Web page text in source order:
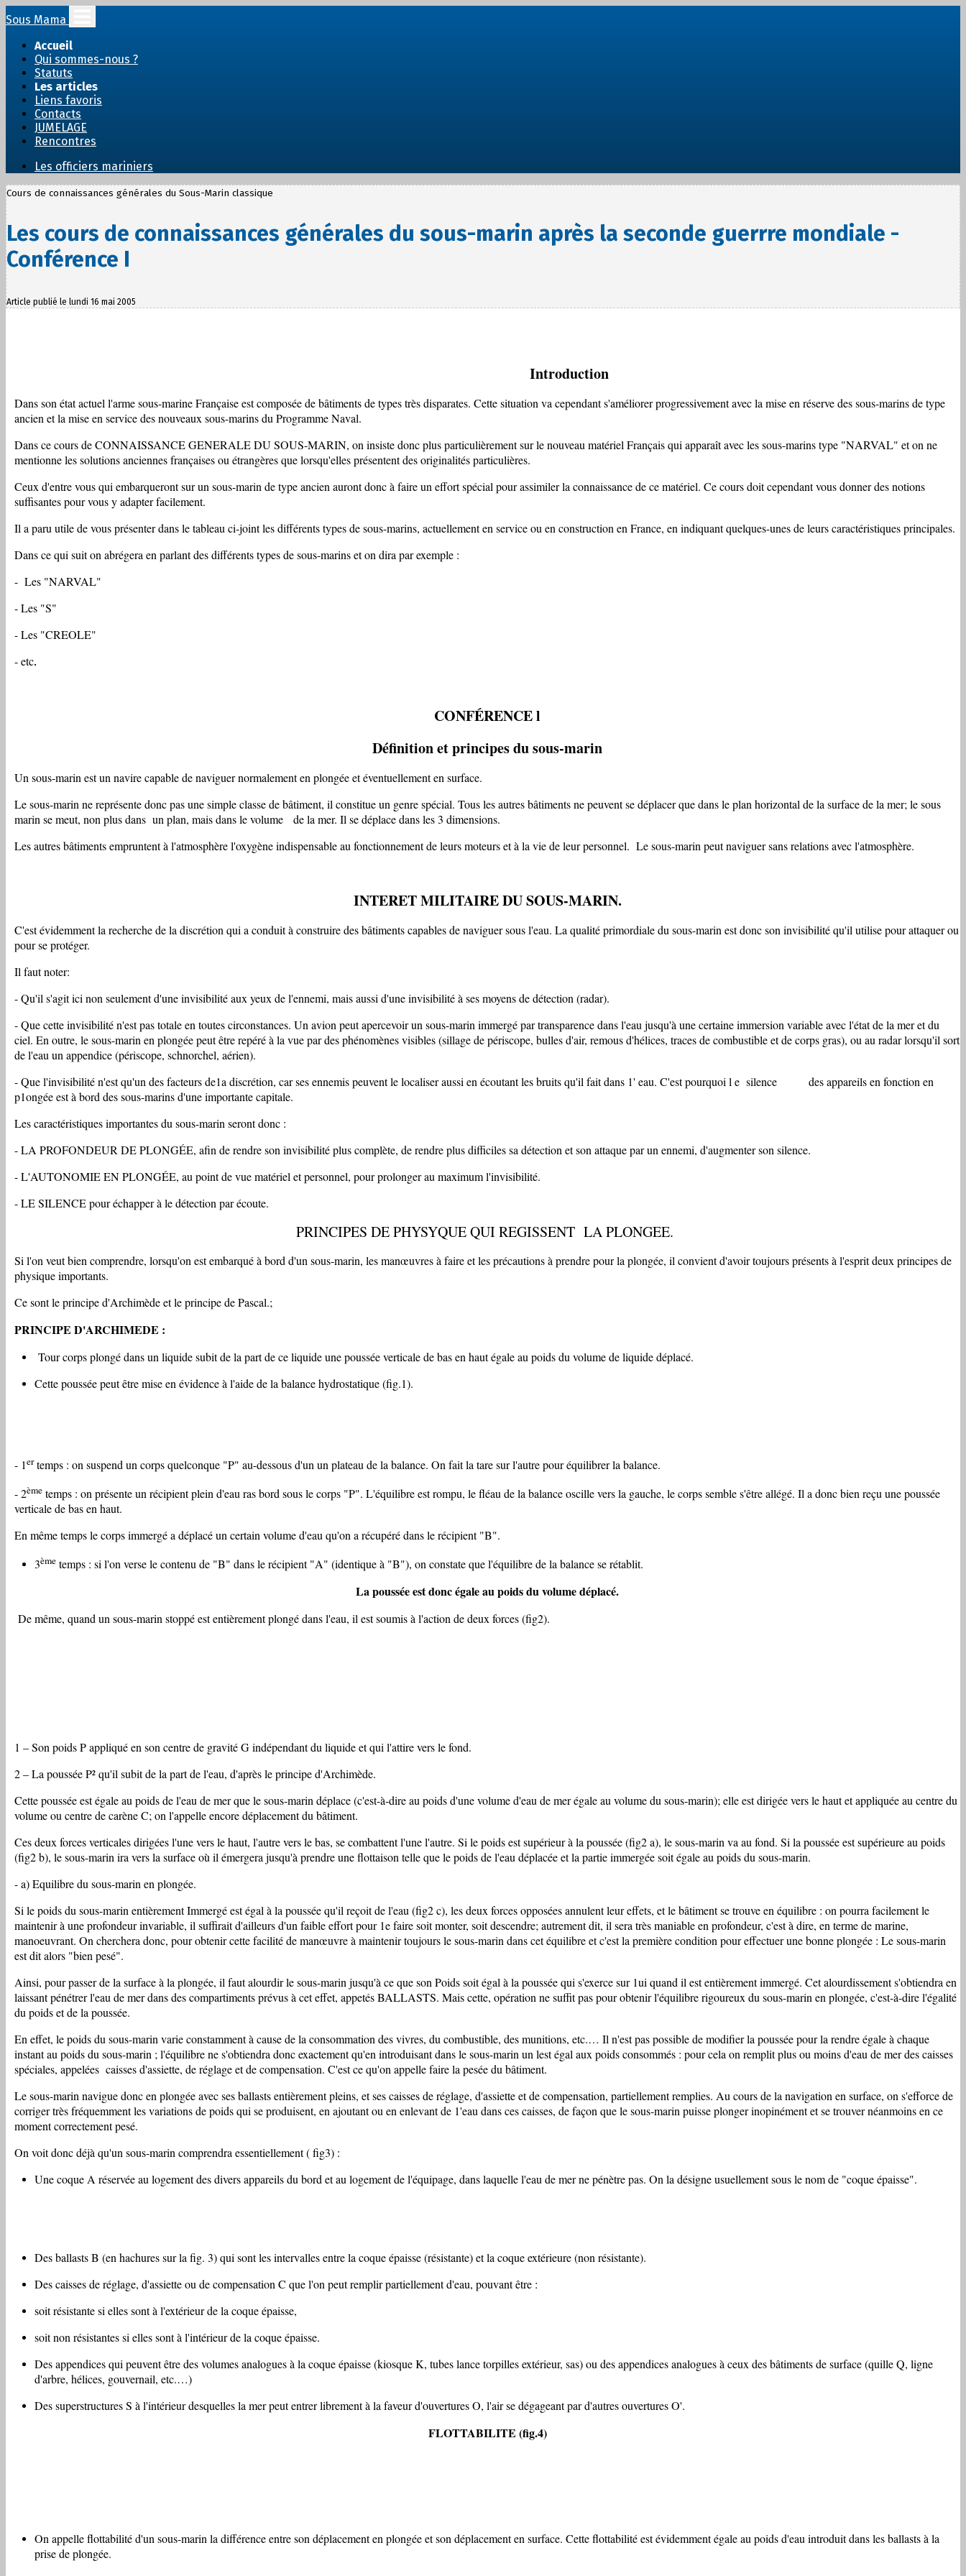
Sous Mama
Accueil
Qui sommes-nous ?
Statuts
Les articles
Liens favoris
Contacts
JUMELAGE
Rencontres
Les officiers mariniers
Cours de connaissances générales du Sous-Marin classique
Les cours de connaissances générales du sous-marin après la seconde guerrre mondiale -
Conférence I
Article publié le lundi 16 mai 2005
Introduction
Dans son état actuel l'arme sous-marine Française est composée de bâtiments de types très disparates. Cette situation va cependant s'améliorer progressivement avec la mise en réserve des sous-marins de type
ancien et la mise en service des nouveaux sous-marins du Programme Naval.
Dans ce cours de CONNAISSANCE GENERALE DU SOUS-MARIN, on insiste donc plus particulièrement sur le nouveau matériel Français qui appa­raît avec les sous-marins type "NARVAL" et on ne
mentionne les solutions anciennes françaises ou étrangères que lorsqu'elles présentent des originalités particulières.
Ceux d'entre vous qui embarqueront sur un sous-marin de type an­cien auront donc à faire un effort spécial pour assimiler la connais­sance de ce matériel. Ce cours doit cependant vous donner des notions
suffisantes pour vous y adapter facilement.
Il a paru utile de vous présenter dans le tableau ci-joint les différents types de sous-marins, actuellement en service ou en cons­truction en France, en indiquant quelques-unes de leurs caractéristi­ques principales.
Dans ce qui suit on abrégera en parlant des différents types de sous-marins et on dira par exemple :
- Les "NARVAL"
- Les "S"
- Les "CREOLE"
- etc.
CONFÉRENCE l
Définition et principes du sous-marin
Un sous-marin est un navire capable de naviguer normalement en plongée et éventuellement en surface.
Le sous-marin ne représente donc pas une simple classe de bâtiment, il constitue un genre spécial. Tous les autres bâtiments ne peuvent se déplacer que dans le plan horizontal de la surface de la mer; le sous
marin se meut, non plus dans un plan, mais dans le volume de la mer. Il se déplace dans les 3 dimensions.
Les autres bâtiments empruntent à l'atmosphère l'oxygène indispensa­ble au fonctionnement de leurs moteurs et à la vie de leur personnel. Le sous-marin peut naviguer sans relations avec l'atmosphère.
INTERET MILITAIRE DU SOUS-MARIN.
C'est évidemment la recherche de la discrétion qui a conduit à construire des bâtiments capables de naviguer sous l'eau. La qualité primordiale du sous-marin est donc son invisibilité qu'il utilise pour attaquer ou
pour se protéger.
Il faut noter:
- Qu'il s'agit ici non seulement d'une invisibilité aux yeux de l'ennemi, mais aussi d'une invisibilité à ses moyens de détection (radar).
- Que cette invisibilité n'est pas totale en toutes circonstances. Un avion peut apercevoir un sous-marin immergé par transparence dans l'eau jusqu'à une certaine immersion variable avec l'état de la mer et du
ciel. En outre, le sous-marin en plongée peut être repéré à la vue par des phé­nomènes visibles (sillage de périscope, bulles d'air, remous d'hélices, traces de combustible et de corps gras), ou au radar lorsqu'il sort
de l'eau un appendice (périscope, schnorchel, aérien).
- Que l'invisibilité n'est qu'un des facteurs de1a discrétion, car ses ennemis peuvent le localiser aussi en écoutant les bruits qu'il fait dans 1' eau. C'est pourquoi l e silence des appareils en fonction en
p1ongée est à bord des sous-marins d'une importante capitale.
Les caractéristiques importantes du sous-marin seront donc :
- LA PROFONDEUR DE PLONGÉE, afin de rendre son invisibilité plus complète, de rendre plus difficiles sa détection et son attaque par un ennemi, d'augmenter son silence.
- L'AUTONOMIE EN PLONGÉE, au point de vue matériel et personnel, pour prolonger au maximum l'invisibilité.
- LE SILENCE pour échapper à le détection par écoute.
PRINCIPES DE PHYSYQUE QUI REGISSENT LA PLONGEE.
Si l'on veut bien comprendre, lorsqu'on est embarqué à bord d'un sous-marin, les manœuvres à faire et les précautions à prendre pour la plongée, il convient d'avoir toujours présents à l'esprit deux principes de
physique importants.
Ce sont le principe d'Archimède et le principe de Pascal.;
PRINCIPE D'ARCHIMEDE :
Tour corps plongé dans un liquide subit de la part de ce liquide une poussée verticale de bas en haut égale au poids du volume de liquide déplacé.
Cette poussée peut être mise en évidence à l'aide de la balance hydrostatique (fig.1).
- 1ertemps : on suspend un corps quelconque "P" au-dessous d'un un plateau de la balance. On fait la tare sur l'autre pour équilibrer la balance.
- 2ème temps : on présente un récipient plein d'eau ras bord sous le corps "P". L'équilibre est rompu, le fléau de la balance oscille vers la gauche, le corps semble s'être allégé. Il a donc bien reçu une poussée
verticale de bas en haut.
En même temps le corps immergé a déplacé un certain volume d'eau qu'on a récupéré dans le récipient "B".
3ème temps : si l'on verse le contenu de "B" dans le récipient "A" (identique à "B"), on constate que l'équilibre de la balance se rétablit.
La poussée est donc égale au poids du volume déplacé.
De même, quand un sous-marin stoppé est entièrement plongé dans l'eau, il est soumis à l'action de deux forces (fig2).
1 – Son poids P appliqué en son centre de gravité G indépendant du liquide et qui l'attire vers le fond.
2 – La poussée P² qu'il subit de la part de l'eau, d'après le principe d'Archimède.
Cette poussée est égale au poids de l'eau de mer que le sous-marin déplace (c'est-à-dire au poids d'une volume d'eau de mer égale au volume du sous-marin); elle est dirigée vers le haut et appliquée au centre du
volume ou centre de carène C; on l'appelle encore déplacement du bâtiment.
Ces deux forces verticales dirigées l'une vers le haut, l'autre vers le bas, se combattent l'une l'autre. Si le poids est supérieur à la poussée (fig2 a), le sous-marin va au fond. Si la poussée est supérieure au poids
(fig2 b), le sous-marin ira vers la surface où il émergera jusqu'à prendre une flottaison telle que le poids de l'eau déplacée et la partie immergée soit égale au poids du sous-marin.
- a) Equilibre du sous-marin en plongée.
Si le poids du sous-marin entièrement Immergé est égal à la poussée qu'il reçoit de l'eau (fig2 c), les deux forces opposées annulent leur effets, et le bâtiment se trouve en équilibre : on pourra facilement le
maintenir à une profondeur invariable, il suffirait d'ailleurs d'un faible effort pour 1e faire soit monter, soit descendre; autrement dit, il sera très maniable en profondeur, c'est à dire, en terme de marine,
manoeuvrant. On cherchera donc, pour obtenir cette facilité de manœuvre à maintenir toujours le sous-marin dans cet équilibre et c'est la première condition pour effectuer une bonne plongée : Le sous-marin
est dit alors "bien pesé".
Ainsi, pour passer de la surface à la plongée, il faut alourdir le sous-marin jusqu'à ce que son Poids soit égal à la poussée qui s'exerce sur 1ui quand il est entièrement immergé. Cet alourdissement s'obtiendra en
laissant pénétrer l'eau de mer dans des compartiments prévus à cet effet, appetés BALLASTS. Mais cette, opération ne suffit pas pour obtenir l'équilibre rigoureux du sous-marin en plongée, c'est-à-dire l'égalité
du poids et de la poussée.
En effet, le poids du sous-marin varie constamment à cause de la consommation des vivres, du combustible, des munitions, etc.… Il n'est pas possible de modifier la poussée pour la rendre égale à chaque
instant au poids du sous-marin ; l'équilibre ne s'obtiendra donc exactement qu'en introduisant dans le sous-marin un lest égal aux poids consommés : pour cela on remplit plus ou moins d'eau de mer des caisses
spéciales, appelées caisses d'assiette, de réglage et de compensation. C'est ce qu'on appelle faire la pesée du bâtiment.
Le sous-marin navigue donc en plongée avec ses ballasts entièrement ­pleins, et ses caisses de réglage, d'assiette et de compensation, partiellement remplies. Au cours de la navigation en surface, on s'efforce de
corriger très fréquemment les variations de poids qui se produisent, en ajoutant ou en enlevant de 1'eau dans ces caisses, de façon que le sous-marin puisse plonger inopinément et se trouver néanmoins en ce
moment correctement pesé.
On voit donc déjà qu'un sous-marin comprendra essentiellement ( fig3) : ­
Une coque A réservée au logement des divers appareils du bord et au logement de l'équipage, dans laquelle l'eau de mer ne pénètre pas. On la désigne usuellement sous le nom de "coque épaisse".
Des ballasts B (en hachures sur la fig. 3) qui sont les intervalles entre la coque épaisse (résistante) et la coque extérieure (non résistante).
Des caisses de réglage, d'assiette ou de compensation C que l'on peut remplir partiellement d'eau, pouvant être :
soit résistante si elles sont à l'extérieur de la coque épaisse,
soit non résistantes si elles sont à l'intérieur de la coque épaisse.
Des appendices qui peuvent être des volumes analogues à la coque épaisse (kiosque K, tubes lance torpilles extérieur, sas) ou des appendices analogues à ceux des bâtiments de surface (quille Q, ligne
d'arbre, hélices, gouvernail, etc.…)
Des superstructures S à l'intérieur desquelles la mer peut entrer librement à la faveur d'ouvertures O, l'air se dégageant par d'autres ouvertures O'.
FLOTTABILITE (fig.4)
On appelle flottabilité d'un sous-marin la différence entre son déplacement en plongée et son déplacement en surface. Cette flottabilité est évidemment égale au poids d'eau introduit dans les ballasts à la
prise de plongée.